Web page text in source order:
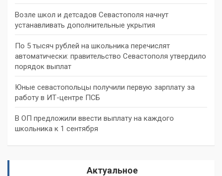
Возле школ и детсадов Севастополя начнут
устанавливать дополнительные укрытия
По 5 тысяч рублей на школьника перечислят
автоматически: правительство Севастополя утвердило
порядок выплат
Юные севастопольцы получили первую зарплату за
работу в ИТ-центре ПСБ
В ОП предложили ввести выплату на каждого
школьника к 1 сентября
Актуальное